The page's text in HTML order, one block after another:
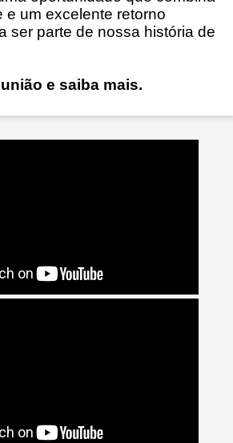
e um excelente retorno
ser parte de nossa história de
e saiba mais.